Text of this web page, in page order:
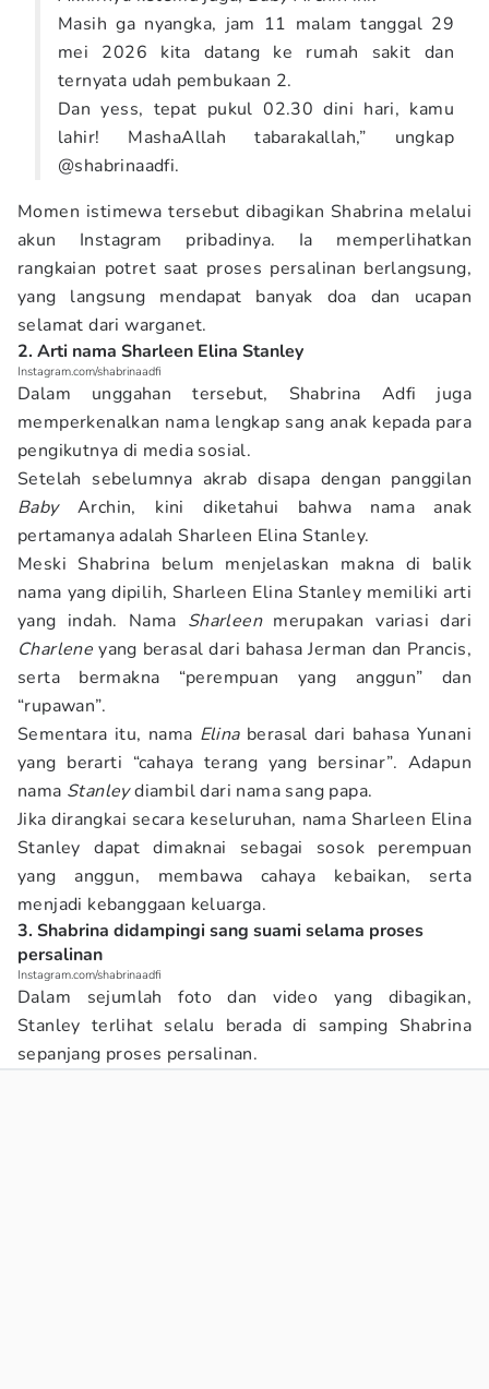
Masih ga nyangka, jam 11 malam tanggal 29
mei 2026 kita datang ke rumah sakit dan
ternyata udah pembukaan 2.
Dan yess, tepat pukul 02.30 dini hari, kamu
lahir! MashaAllah tabarakallah,” ungkap
@shabrinaadfi.
Momen istimewa tersebut dibagikan Shabrina melalui
akun Instagram pribadinya. Ia memperlihatkan
rangkaian potret saat proses persalinan berlangsung,
yang langsung mendapat banyak doa dan ucapan
selamat dari warganet.
2. Arti nama Sharleen Elina Stanley
Instagram.com/shabrinaadfi
Dalam unggahan tersebut, Shabrina Adfi juga
memperkenalkan nama lengkap sang anak kepada para
pengikutnya di media sosial.
Setelah sebelumnya akrab disapa dengan panggilan
BabyArchin, kini diketahui bahwa nama anak
pertamanya adalah Sharleen Elina Stanley.
Meski Shabrina belum menjelaskan makna di balik
nama yang dipilih, Sharleen Elina Stanley memiliki arti
yang indah. Nama Sharleenmerupakan variasi dari
Charlene yang berasal dari bahasa Jerman dan Prancis,
serta bermakna “perempuan yang anggun” dan
“rupawan”.
Sementara itu, nama Elinaberasal dari bahasa Yunani
yang berarti “cahaya terang yang bersinar”. Adapun
nama Stanleydiambil dari nama sang papa.
Jika dirangkai secara keseluruhan, nama Sharleen Elina
Stanley dapat dimaknai sebagai sosok perempuan
yang anggun, membawa cahaya kebaikan, serta
menjadi kebanggaan keluarga.
3. Shabrina didampingi sang suami selama proses
persalinan
Instagram.com/shabrinaadfi
Dalam sejumlah foto dan video yang dibagikan,
Stanley terlihat selalu berada di samping Shabrina
sepanjang proses persalinan.